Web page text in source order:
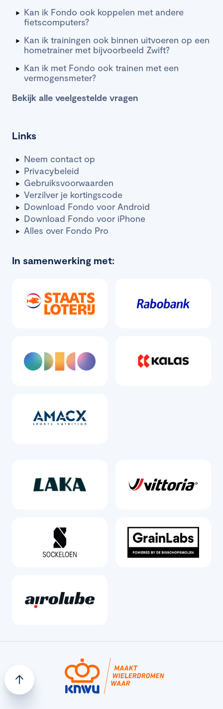
Links
Neem contact op
Privacybeleid
Gebruiksvoorwaarden
Verzilver je kortingscode
Download Fondo voor Android
Download Fondo voor iPhone
Alles over Fondo Pro
Kan ik Fondo ook koppelen met andere
fietscomputers?
Kan ik trainingen ook binnen uitvoeren op een
hometrainer met bijvoorbeeld Zwift?
Kan ik met Fondo ook trainen met een
vermogensmeter?
Bekijk alle veelgestelde vragen
In samenwerking met: